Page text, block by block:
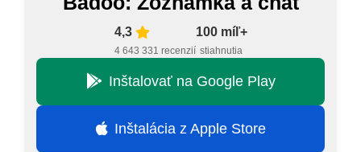
4,3
4 643 331 recenzií
100 míľ+
stiahnutia
Inštalovať na Google Play
Inštalácia z Apple Store